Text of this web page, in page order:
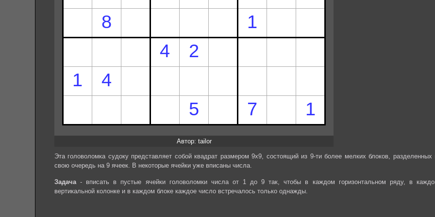
Автор: tailor
Эта головоломка судоку представляет собой квадрат размером 9х9, состоящий из 9-ти более мелких блоков, разделенных
свою очередь на 9 ячеек. В некоторые ячейки уже вписаны числа.
Задача- вписать в пустые ячейки головоломки числа от 1 до 9 так, чтобы в каждом горизонтальном ряду, в
вертикальной колонке и в каждом блоке каждое число встречалось только однажды.